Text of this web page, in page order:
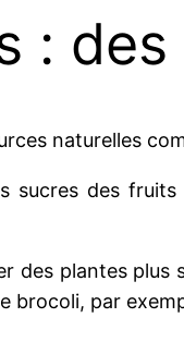
:
naturelles
des
plantes
par